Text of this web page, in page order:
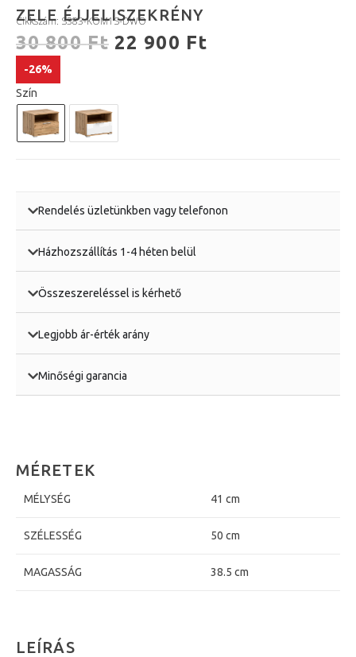
ZELE ÉJJELISZEKRÉNY
Cikkszám: S383-KOM1S-DWO
30 800Ft 22 900 Ft
-26%
Szín
Rendelés üzletünkben vagy telefonon
Házhozszállítás 1-4 héten belül
Összeszereléssel is kérhető
Legjobb ár-érték arány
Minőségi garancia
LEÍRÁS
MÉRETEK
MÉLYSÉG 41 cm
SZÉLESSÉG 50 cm
MAGASSÁG 38.5 cm